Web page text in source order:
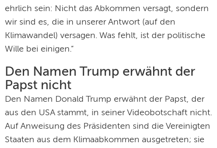
ehrlich sein: Nicht das Abkommen versagt, sondern
wir sind es, die in unserer Antwort (auf den
Klimawandel) versagen. Was fehlt, ist der politische
Wille bei einigen.“
Den Namen Trump erwähnt der
Papst nicht
Den Namen Donald Trump erwähnt der Papst, der
aus den USA stammt, in seiner Videobotschaft nicht.
Auf Anweisung des Präsidenten sind die Vereinigten
Staaten aus dem Klimaabkommen ausgetreten; sie